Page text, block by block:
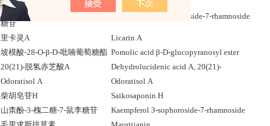
异鼠李素-3-O-槐二糖-7-O-鼠李
糖苷
Isorhamnetin 3-sophoroside-7-rhamnoside
里卡灵A Licarin A
坡模酸-28-O-β-D-吡喃葡萄糖酯 Pomolic acid β-D-glucopyranosyl ester
20(21)-脱氢赤芝酸A Dehydrolucidenic acid A, 20(21)-
Odoratisol A Odoratisol A
柴胡皂苷H Saikosaponin H
山柰酚-3-槐二糖-7-鼠李糖苷 Kaempferol 3-sophoroside-7-rhamnoside